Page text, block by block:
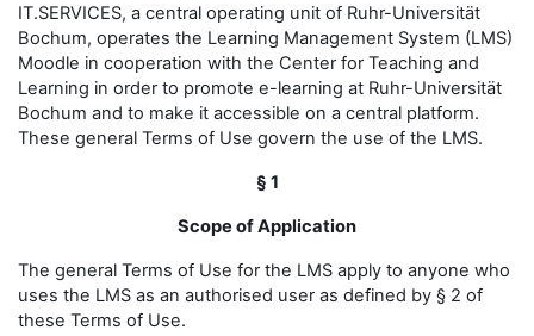
IT.SERVICES, a central operating unit of Ruhr-Universität
Bochum, operates the Learning Management System (LMS)
Moodle in cooperation with the Center for Teaching and
Learning in order to promote e-learning at Ruhr-Universität
Bochum and to make it accessible on a central platform.
These general Terms of Use govern the use of the LMS.
§ 1
Scope of Application
The general Terms of Use for the LMS apply to anyone who
uses the LMS as an authorised user as defined by § 2 of
these Terms of Use.